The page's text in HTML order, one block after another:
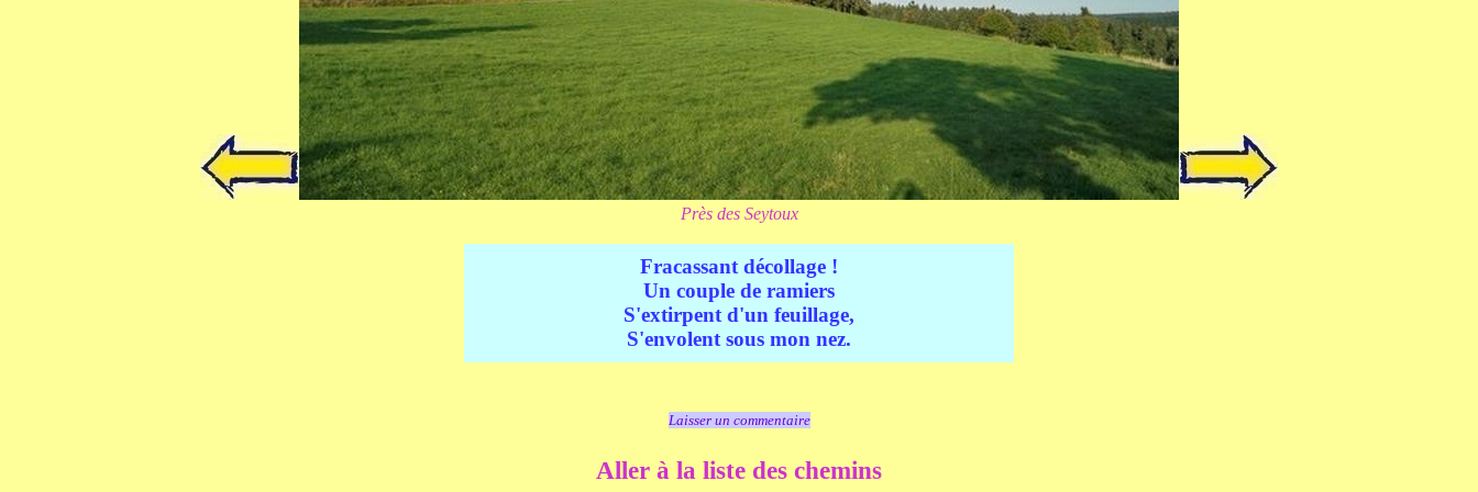
Près des Seytoux
Fracassant décollage !
Un couple de ramiers
S'extirpent d'un feuillage,
S'envolent sous mon nez.
Laisser un commentaire
Aller à la liste des chemins